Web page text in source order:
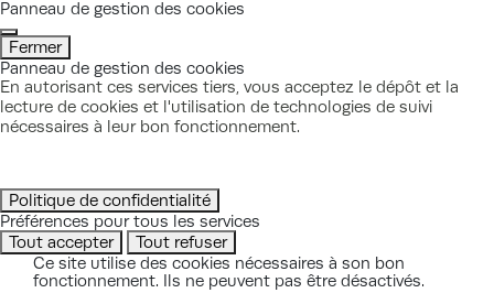
Panneau de gestion des cookies
Fermer
Panneau de gestion des cookies
En autorisant ces services tiers, vous acceptez le dépôt et la
lecture de cookies et l'utilisation de technologies de suivi
nécessaires à leur bon fonctionnement.
Politique de confidentialité
Préférences pour tous les services
Tout accepter
Tout refuser
Ce site utilise des cookies nécessaires à son bon
fonctionnement. Ils ne peuvent pas être désactivés.